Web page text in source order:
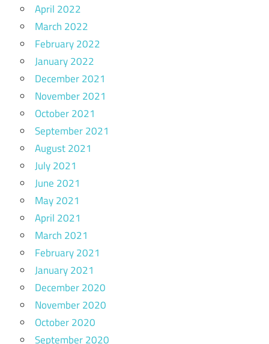
April 2022
March 2022
February 2022
January 2022
December 2021
November 2021
October 2021
September 2021
August 2021
July 2021
June 2021
May 2021
April 2021
March 2021
February 2021
January 2021
December 2020
November 2020
October 2020
September 2020